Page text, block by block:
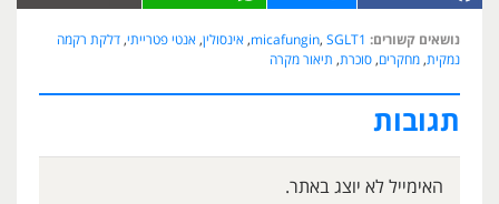
נושאים קשורים: micafungin, SGLT1
, אינסולין, אנטי פטרייתי, דלקת רקמה
נמקית, מחקרים, סוכרת, תיאור מקרה
תגובות
האימייל לא יוצג באתר.